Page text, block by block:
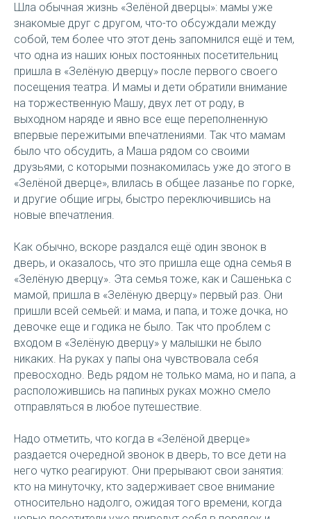
Шла обычная жизнь «Зелёной дверцы»: мамы уже
знакомые друг с другом, что-то обсуждали между
собой, тем более что этот день запомнился ещё и тем,
что одна из наших юных постоянных посетительниц
пришла в «Зелёную дверцу» после первого своего
посещения театра. И мамы и дети обратили внимание
на торжественную Машу, двух лет от роду, в
выходном наряде и явно все еще переполненную
впервые пережитыми впечатлениями. Так что мамам
было что обсудить, а Маша рядом со своими
друзьями, с которыми познакомилась уже до этого в
«Зелёной дверце», влилась в общее лазанье по горке,
и другие общие игры, быстро переключившись на
новые впечатления.
Как обычно, вскоре раздался ещё один звонок в
дверь, и оказалось, что это пришла еще одна семья в
«Зелёную дверцу». Эта семья тоже, как и Сашенька с
мамой, пришла в «Зелёную дверцу» первый раз. Они
пришли всей семьей: и мама, и папа, и тоже дочка, но
девочке еще и годика не было. Так что проблем с
входом в «Зелёную дверцу» у малышки не было
никаких. На руках у папы она чувствовала себя
превосходно. Ведь рядом не только мама, но и папа, а
расположившись на папиных руках можно смело
отправляться в любое путешествие.
Надо отметить, что когда в «Зелёной дверце»
раздается очередной звонок в дверь, то все дети на
него чутко реагируют. Они прерывают свои занятия:
кто на минуточку, кто задерживает свое внимание
относительно надолго, ожидая того времени, когда